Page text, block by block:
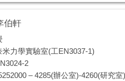
伯軒
力學實驗室(工EN3037-1)
2
– 4285(辦公室)-4260(研究室)